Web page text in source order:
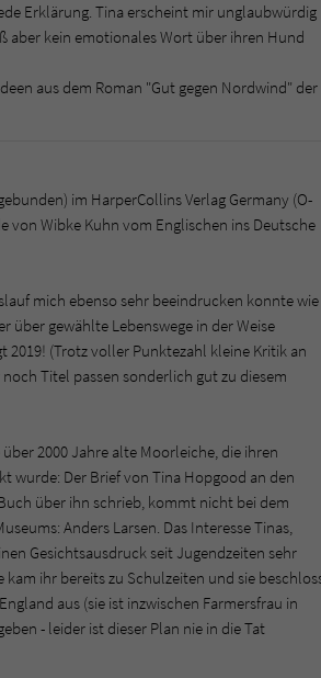
Erklärung. Tina erscheint mir unglaubwürdig
aber kein emotionales Wort über ihren Hund
aus dem Roman "Gut gegen Nordwind" der
im HarperCollins Verlag Germany (O-
von Wibke Kuhn vom Englischen ins Deutsche
mich ebenso sehr beeindrucken konnte wie
über gewählte Lebenswege in der Weise
2019! (Trotz voller Punktezahl kleine Kritik an
Titel passen sonderlich gut zu diesem
2000 Jahre alte Moorleiche, die ihren
wurde: Der Brief von Tina Hopgood an den
über ihn schrieb, kommt nicht bei dem
Anders Larsen. Das Interesse Tinas,
Gesichtsausdruck seit Jugendzeiten sehr
ihr bereits zu Schulzeiten und sie
aus (sie ist inzwischen Farmersfrau in
- leider ist dieser Plan nie in die Tat